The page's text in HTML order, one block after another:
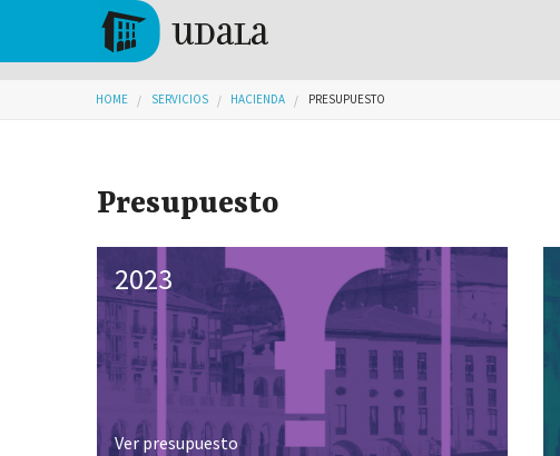
Skip to main content
You are here
HOME SERVICIOS HACIENDA PRESUPUESTO
Presupuesto
2023
Ver presupuesto